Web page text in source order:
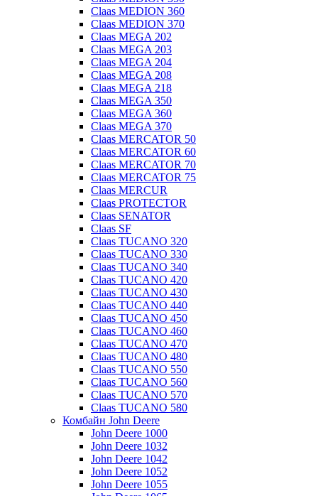
Claas MEDION 360
Claas MEDION 370
Claas MEGA 202
Claas MEGA 203
Claas MEGA 204
Claas MEGA 208
Claas MEGA 218
Claas MEGA 350
Claas MEGA 360
Claas MEGA 370
Claas MERCATOR 50
Claas MERCATOR 60
Claas MERCATOR 70
Claas MERCATOR 75
Claas MERCUR
Claas PROTECTOR
Claas SENATOR
Claas SF
Claas TUCANO 320
Claas TUCANO 330
Claas TUCANO 340
Claas TUCANO 420
Claas TUCANO 430
Claas TUCANO 440
Claas TUCANO 450
Claas TUCANO 460
Claas TUCANO 470
Claas TUCANO 480
Claas TUCANO 550
Claas TUCANO 560
Claas TUCANO 570
Claas TUCANO 580
Комбайн John Deere
John Deere 1000
John Deere 1032
John Deere 1042
John Deere 1052
John Deere 1055